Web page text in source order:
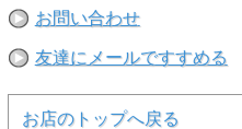
お問い合わせ
友達にメールですすめる
お店のトップへ戻る